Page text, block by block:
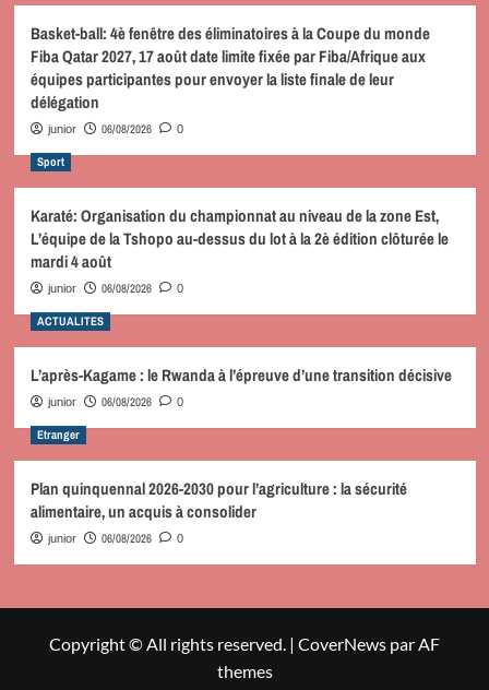
Basket-ball: 4è fenêtre des éliminatoires à la Coupe du monde
Fiba Qatar 2027, 17 août date limite fixée par Fiba/Afrique aux
équipes participantes pour envoyer la liste finale de leur
délégation
junior 06/08/2026 0
Sport
Karaté: Organisation du championnat au niveau de la zone Est,
L’équipe de la Tshopo au-dessus du lot à la 2è édition clôturée le
mardi 4 août
junior 06/08/2026 0
ACTUALITES
L’après-Kagame : le Rwanda à l’épreuve d’une transition décisive
junior 06/08/2026 0
Etranger
Plan quinquennal 2026-2030 pour l’agriculture : la sécurité
alimentaire, un acquis à consolider
junior 06/08/2026 0
Copyright © All rights reserved. | CoverNews par AF
themes